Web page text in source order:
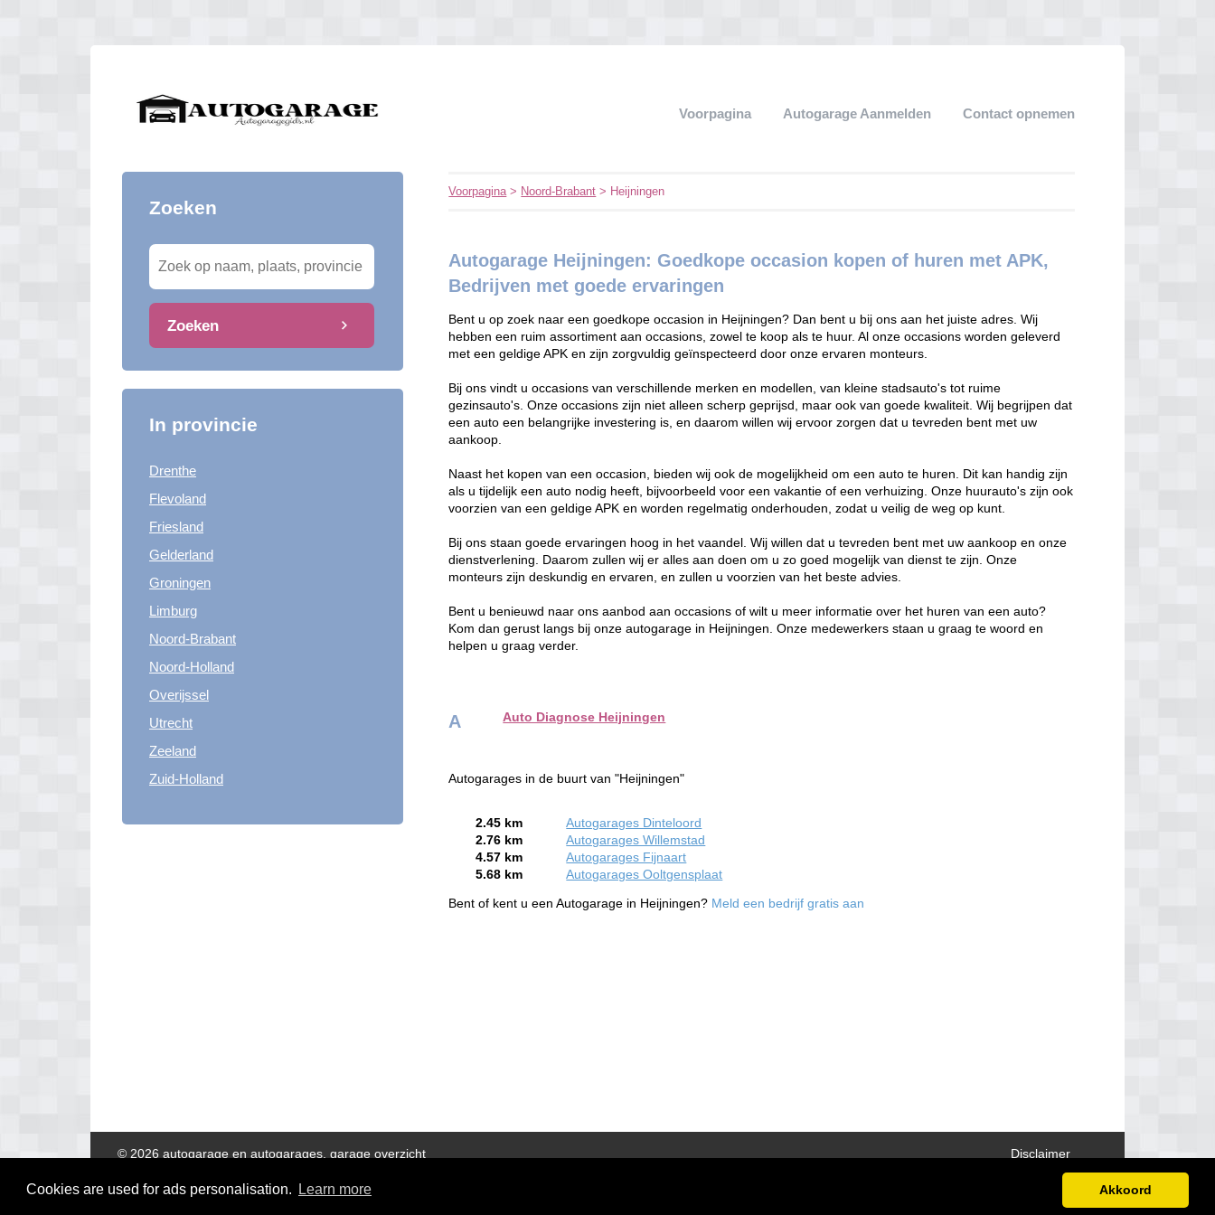
Cookies are used for ads personalisation. Learn more Akkoord
Voorpagina Autogarage Aanmelden Contact opnemen
Zoeken
Zoeken
In provincie
Drenthe
Flevoland
Friesland
Gelderland
Groningen
Limburg
Noord-Brabant
Noord-Holland
Overijssel
Utrecht
Zeeland
Zuid-Holland
Voorpagina> Noord-Brabant > Heijningen
Autogarage Heijningen: Goedkope occasion kopen of huren met APK,
Bedrijven met goede ervaringen
Bent u op zoek naar een goedkope occasion in Heijningen? Dan bent u bij ons aan het juiste adres. Wij
hebben een ruim assortiment aan occasions, zowel te koop als te huur. Al onze occasions worden geleverd
met een geldige APK en zijn zorgvuldig geïnspecteerd door onze ervaren monteurs.
Bij ons vindt u occasions van verschillende merken en modellen, van kleine stadsauto's tot ruime
gezinsauto's. Onze occasions zijn niet alleen scherp geprijsd, maar ook van goede kwaliteit. Wij begrijpen dat
een auto een belangrijke investering is, en daarom willen wij ervoor zorgen dat u tevreden bent met uw
aankoop.
Naast het kopen van een occasion, bieden wij ook de mogelijkheid om een auto te huren. Dit kan handig zijn
als u tijdelijk een auto nodig heeft, bijvoorbeeld voor een vakantie of een verhuizing. Onze huurauto's zijn ook
voorzien van een geldige APK en worden regelmatig onderhouden, zodat u veilig de weg op kunt.
Bij ons staan goede ervaringen hoog in het vaandel. Wij willen dat u tevreden bent met uw aankoop en onze
dienstverlening. Daarom zullen wij er alles aan doen om u zo goed mogelijk van dienst te zijn. Onze
monteurs zijn deskundig en ervaren, en zullen u voorzien van het beste advies.
Bent u benieuwd naar ons aanbod aan occasions of wilt u meer informatie over het huren van een auto?
Kom dan gerust langs bij onze autogarage in Heijningen. Onze medewerkers staan u graag te woord en
helpen u graag verder.
A Auto Diagnose Heijningen
Autogarages in de buurt van "Heijningen"
2.45 km
Autogarages Dinteloord
2.76 km
Autogarages Willemstad
4.57 km
Autogarages Fijnaart
5.68 km
Autogarages Ooltgensplaat
Bent of kent u een Autogarage in Heijningen? Meld een bedrijf gratis aan
Disclaimer
© 2026 autogarage en autogarages, garage overzicht